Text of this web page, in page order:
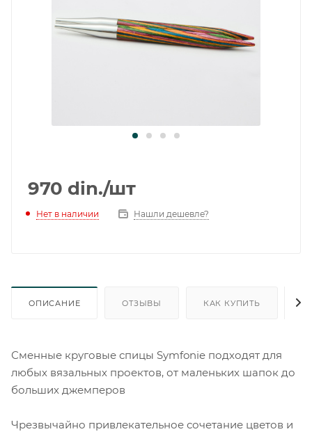
970 din./шт
Нет в наличии Нашли дешевле?
ОПИСАНИЕ ОТЗЫВЫ КАК КУПИТЬ
Сменные круговые спицы Symfonie подходят для
любых вязальных проектов, от маленьких шапок до
больших джемперов
Чрезвычайно привлекательное сочетание цветов и